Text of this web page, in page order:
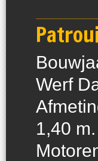
Werf
1,40 m.